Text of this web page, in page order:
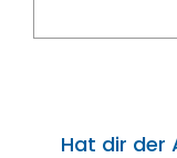
Hat dir der